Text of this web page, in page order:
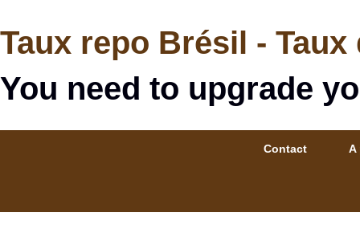
Taux repo Brésil -
You need to upgrade
Contact A